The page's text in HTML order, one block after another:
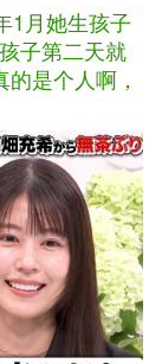
1月她生孩子
子第二天就
的是个人啊，